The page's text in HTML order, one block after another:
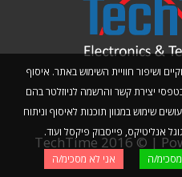
ושיפור חוויית השימוש באתר. איסוף
יצירת קשר והרשמה לניוזלטר בהם
שימוש במגוון תוכנות לאיסוף וניתוח
אנליטיקס, פייסבוק פיקסל ועוד.
מסכימ/ה אני לא מסכימ/ה
TechTime 2016 © |